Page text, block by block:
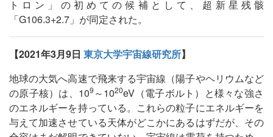
トロン」の初めての候補として、超新星残骸
「G106.3+2.7」が同定された。
【2021年3月9日 東京大学宇宙線研究所】
地球の大気へ高速で飛来する宇宙線（陽子やヘリウムなど
の原子核）は、109 ～1020eV（電子ボルト）と様々な強さ
のエネルギーを持っている。これらの粒子にエネルギーを
与えて加速させている天体がどこかにあるはずだが、その